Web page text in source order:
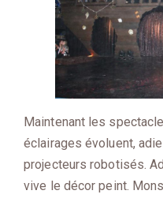
Maintenant les
éclairages évoluent,
projecteurs robotisés.
vive le décor peint.